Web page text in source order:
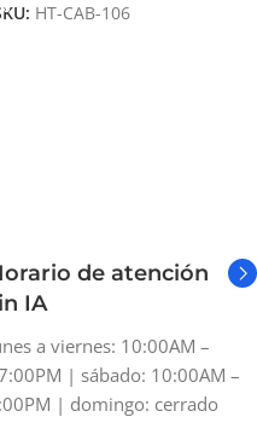
HT-CAB-106
de atención
IA
a viernes: 10:00AM –
| sábado: 10:00AM –
| domingo: cerrado